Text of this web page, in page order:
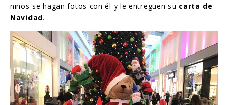
niños se hagan fotos con él y le entreguen su carta de
Navidad.